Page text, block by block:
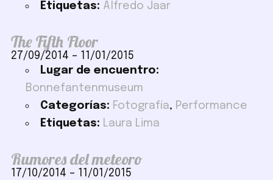
Etiquetas: Alfredo Jaar
The Fifth Floor
27/09/2014 – 11/01/2015
Lugar de encuentro:
Bonnefantenmuseum
Categorías: Fotografía, Performance
Etiquetas: Laura Lima
Rumores del meteoro
17/10/2014 – 11/01/2015